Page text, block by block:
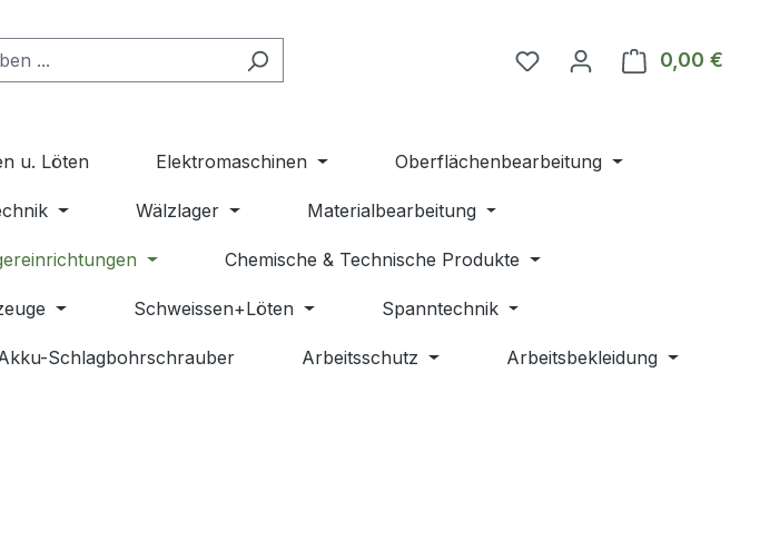
Du hast 0 Produkte auf
0,00 €
u. Löten Elektromaschinen Oberflächenbearbeitung
Wälzlager Materialbearbeitung
Chemische & Technische Produkte
Schweissen+Löten Spanntechnik
Schlagbohrschrauber Arbeitsschutz Arbeitsbekleidung